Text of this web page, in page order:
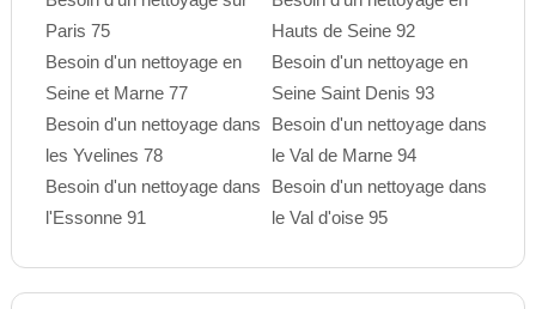
Paris 75
Besoin d'un nettoyage en
Seine et Marne 77
Besoin d'un nettoyage dans
les Yvelines 78
Besoin d'un nettoyage dans
l'Essonne 91
Hauts de Seine 92
Besoin d'un nettoyage en
Seine Saint Denis 93
Besoin d'un nettoyage dans
le Val de Marne 94
Besoin d'un nettoyage dans
le Val d'oise 95